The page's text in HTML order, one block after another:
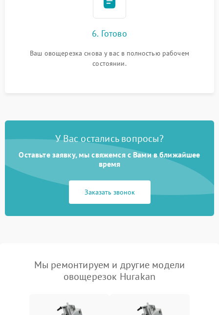
6. Готово
Ваш овощерезка снова у вас в полностью рабочем
состоянии.
У Вас остались вопросы?
Оставьте заявку, мы свяжемся с Вами в ближайшее
время
Заказать звонок
Мы ремонтируем и другие модели
овощерезок Hurakan